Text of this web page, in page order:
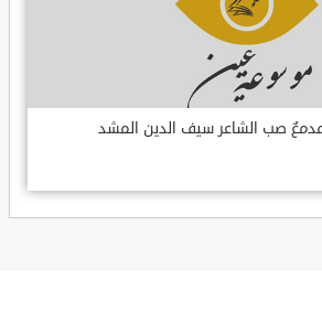
صب الشاعر سيف الدين المشد